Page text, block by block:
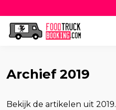
Archief 2019
Bekijk de artikelen uit 2019.